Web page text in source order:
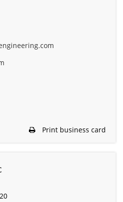
Print business card